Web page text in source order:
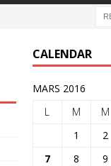
CALENDAR
MARS 2016
L
M M
1
2
7
8 9